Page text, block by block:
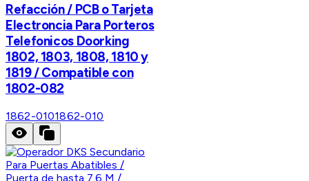
Refacción / PCB o Tarjeta
Electroncia Para Porteros
Telefonicos Doorking
1802, 1803, 1808, 1810 y
1819 / Compatible con
1802-082
1862-0101862-010